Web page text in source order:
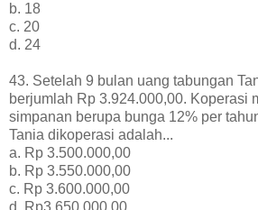
b. 18
c. 20
d. 24
43. Setelah 9 bulan uang tabungan
berjumlah Rp 3.924.000,00. Koperasi
simpanan berupa bunga 12% per
Tania dikoperasi adalah...
a. Rp 3.500.000,00
b. Rp 3.550.000,00
c. Rp 3.600.000,00